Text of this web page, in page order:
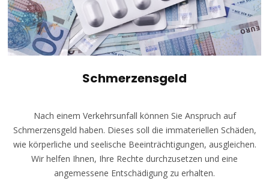
Schmerzensgeld
Nach einem Verkehrsunfall können Sie Anspruch auf
Schmerzensgeld haben. Dieses soll die immateriellen Schäden,
wie körperliche und seelische Beeinträchtigungen, ausgleichen.
Wir helfen Ihnen, Ihre Rechte durchzusetzen und eine
angemessene Entschädigung zu erhalten.